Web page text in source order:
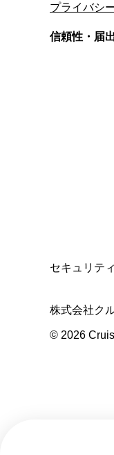
プライバシ
信頼性・届
セキュリテ
株式会社ク
© 2026